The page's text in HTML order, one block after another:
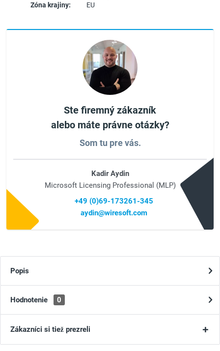
Zóna krajiny:
EU
Ste firemný zákazník
alebo máte právne otázky?
Som tu pre vás.
Kadir Aydin
Microsoft Licensing Professional (MLP)
+49 (0)69-173261-345
aydin@wiresoft.com
Popis
Hodnotenie 0
Zákazníci si tiež prezreli